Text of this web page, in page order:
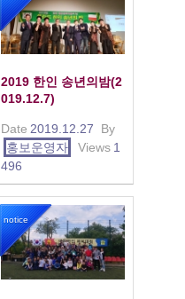
2019 한인 송년의밤(2
019.12.7)
Date 2019.12.27
By
홍보운영자
Views 1
496
notice